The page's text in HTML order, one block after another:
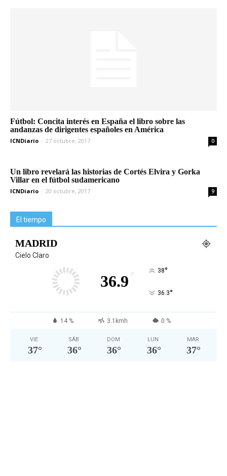
Fútbol: Concita interés en España el libro sobre las
andanzas de dirigentes españoles en América
ICNDiario - 27 octubre, 2017 0
Un libro revelará las historias de Cortés Elvira y Gorka
Villar en el fútbol sudamericano
ICNDiario - 20 octubre, 2017 9
El tiempo
MADRID
Cielo Claro
36.9 ° 38°
36.3°
14 % 3.1kmh 0 %
VIE
37°
SÁB
36°
DOM
36°
LUN
36°
MAR
37°